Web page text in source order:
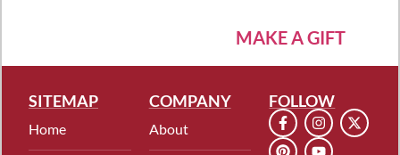
MAKE A GIFT
SITEMAP
Home
COMPANY
About
FOLLOW